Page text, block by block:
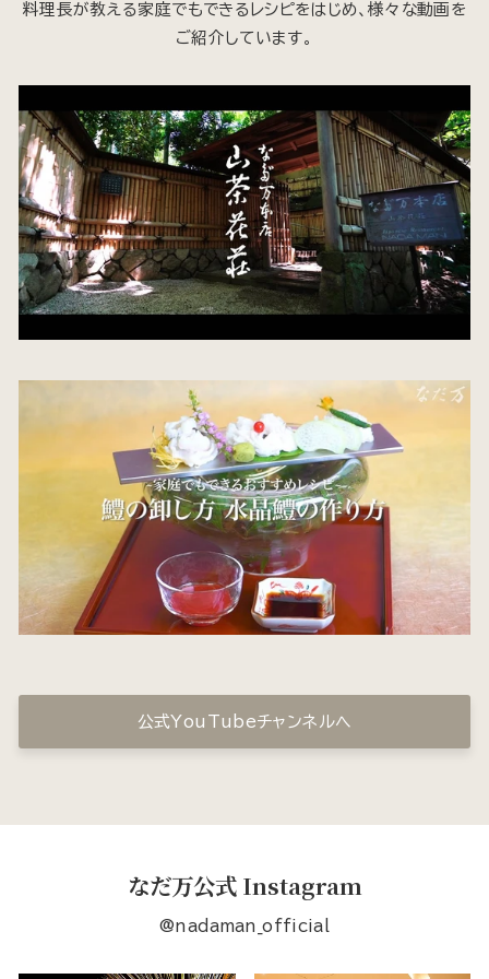
料理長が教える家庭でもできるレシピをはじめ、様々な動画を
ご紹介しています。
公式YouTubeチャンネルへ
なだ万公式 Instagram
@nadaman_official